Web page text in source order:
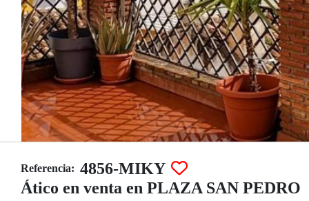
Referencia: 4856-MIKY
Ático en venta en PLAZA SAN PEDRO